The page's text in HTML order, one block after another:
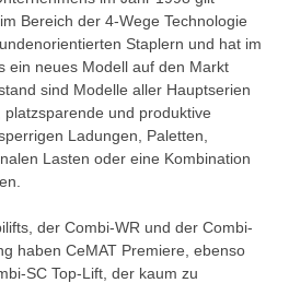
Bereich der 4-Wege Technologie
Staplern und hat im
ein neues Modell auf den Markt
sind Modelle aller Hauptserien
und produktive
Ladungen, Paletten,
Lasten oder eine Kombination
der Combi-WR und der Combi-
haben CeMAT Premiere, ebenso
SC Top-Lift, der kaum zu